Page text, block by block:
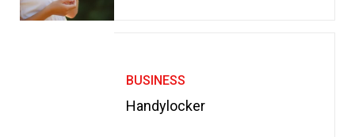
BUSINESS
Handylocker